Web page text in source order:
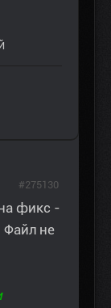
фикс -
Файл не
#275130